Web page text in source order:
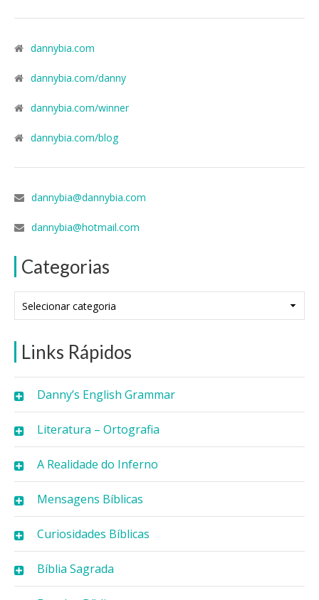
dannybia.com
dannybia.com/danny
dannybia.com/winner
dannybia.com/blog
dannybia@dannybia.com
dannybia@hotmail.com
Categorias
Links Rápidos
Danny’s English Grammar
Literatura – Ortografia
A Realidade do Inferno
Mensagens Bíblicas
Curiosidades Bíblicas
Bíblia Sagrada